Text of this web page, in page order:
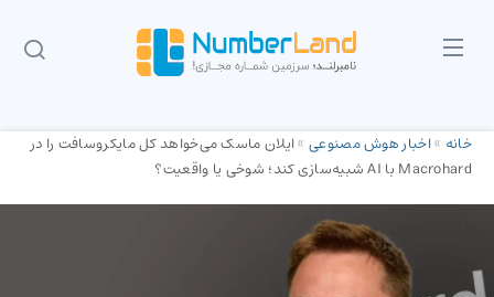
خانه »اخبار هوش مصنوعی»ایلان ماسک می‌خواهد کل مایکروسافت را در
Macrohard با AI شبیه‌سازی کند؛ شوخی یا واقعیت؟